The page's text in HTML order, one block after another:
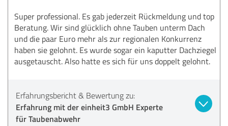
Super professional. Es gab jederzeit Rückmeldung und top
Beratung. Wir sind glücklich ohne Tauben unterm Dach
und die paar Euro mehr als zur regionalen Konkurrenz
haben sie gelohnt. Es wurde sogar ein kaputter Dachziegel
ausgetauscht. Also hatte es sich für uns doppelt gelohnt.
Erfahrungsbericht & Bewertung zu:
Erfahrung mit der einheit3 GmbH Experte
für Taubenabwehr